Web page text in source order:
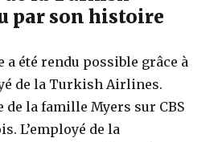
par son histoire
a été rendu possible grâce à
de la Turkish Airlines.
de la famille Myers sur CBS
L’employé de la